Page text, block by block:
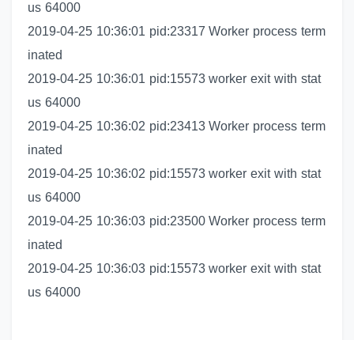
us 64000
2019-04-25 10:36:01 pid:23317 Worker process term
inated
2019-04-25 10:36:01 pid:15573 worker exit with stat
us 64000
2019-04-25 10:36:02 pid:23413 Worker process term
inated
2019-04-25 10:36:02 pid:15573 worker exit with stat
us 64000
2019-04-25 10:36:03 pid:23500 Worker process term
inated
2019-04-25 10:36:03 pid:15573 worker exit with stat
us 64000